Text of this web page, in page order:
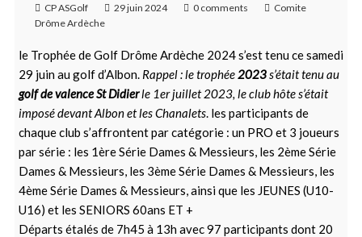
CP ASGolf 29 juin 2024 0 comments
Comite
Drôme Ardèche
le Trophée de Golf Drôme Ardèche 2024 s’est tenu ce samedi
29 juin au golf d’Albon. Rappel : le trophée2023s’était tenu au
golf de valence St Didierle 1er juillet 2023, le club hôte s’était
imposé devant Albon et les Chanalets. les participants de
chaque club s’affrontent par catégorie : un PRO et 3 joueurs
par série : les 1ère Série Dames & Messieurs, les 2ème Série
Dames & Messieurs, les 3ème Série Dames & Messieurs, les
4ème Série Dames & Messieurs, ainsi que les JEUNES (U10-
U16) et les SENIORS 60ans ET +
Départs étalés de 7h45 à 13h avec 97 participants dont 20